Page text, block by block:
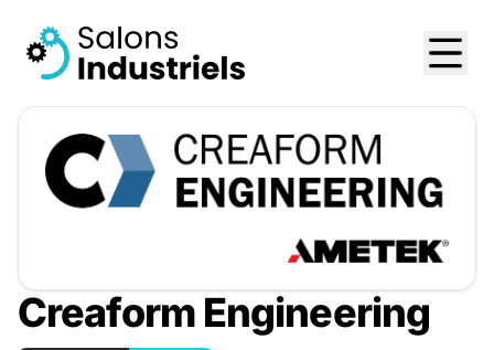
Creaform Engineering